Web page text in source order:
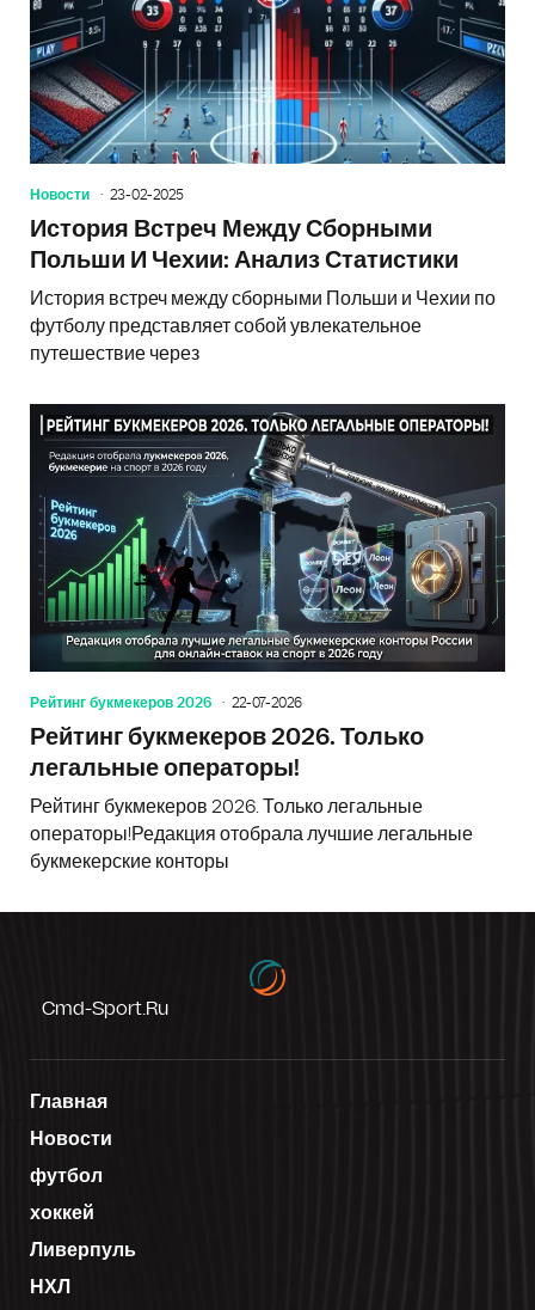
Новости 23-02-2025
История Встреч Между Сборными
Польши И Чехии: Анализ Статистики
История встреч между сборными Польши и Чехии по
футболу представляет собой увлекательное
путешествие через
Рейтинг букмекеров 2026 22-07-2026
Рейтинг букмекеров 2026. Только
легальные операторы!
Рейтинг букмекеров 2026. Только легальные
операторы!Редакция отобрала лучшие легальные
букмекерские конторы
Cmd-Sport.ru
Главная
Новости
футбол
хоккей
Ливерпуль
НХЛ